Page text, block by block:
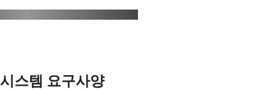
시스템 요구사양